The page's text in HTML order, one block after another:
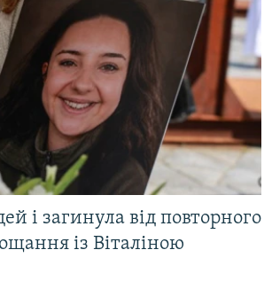
і загинула від повторного
із Віталіною